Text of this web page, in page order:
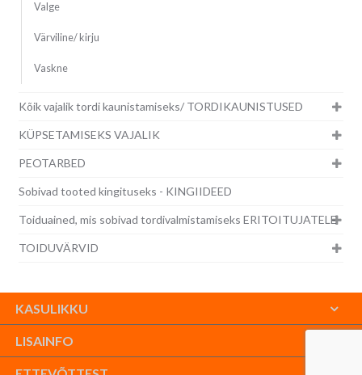
Valge
Värviline/ kirju
Vaskne
Kõik vajalik tordi kaunistamiseks/ TORDIKAUNISTUSED
KÜPSETAMISEKS VAJALIK
PEOTARBED
Sobivad tooted kingituseks - KINGIIDEED
Toiduained, mis sobivad tordivalmistamiseks ERITOITUJATELE
TOIDUVÄRVID
KASULIKKU
LISAINFO